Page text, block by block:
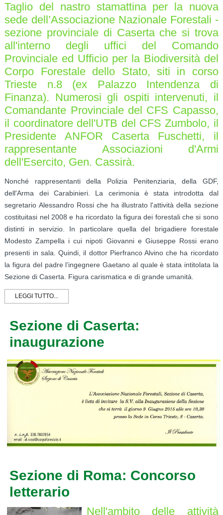
Taglio del nastro stamattina per la nuova
sede dell’Associazione Nazionale Forestali -
sezione provinciale di Caserta che si trova
all'interno degli uffici del Comando
Provinciale ed Ufficio per la Biodiversità del
Corpo Forestale dello Stato, siti in corso
Trieste n.8 (ex Palazzo Intendenza di
Finanza). Numerosi gli ospiti intervenuti, il
Comandante Provinciale del CFS Capasso,
il coordinatore dell'UTB del CFS Zumbolo, il
Presidente ANFOR Caserta Fuschetti, il
rappresentante Associazioni d'Armi
dell'Esercito, Gen. Cassirà.
Nonché rappresentanti della Polizia Penitenziaria, della GDF,
dell'Arma dei Carabinieri. La cerimonia è stata introdotta dal
segretario Alessandro Rossi che ha illustrato l'attività della sezione
costituitasi nel 2008 e ha ricordato la figura dei forestali che si sono
distinti in servizio. In particolare quella del brigadiere forestale
Modesto Zampella i cui nipoti Giovanni e Giuseppe Rossi erano
presenti in sala. Quindi, il dottor Pierfranco Alvino che ha ricordato
la figura del padre l’ingegnere Gaetano al quale è stata intitolata la
Sezione di Caserta. Figura carismatica e di grande umanità.
LEGGI TUTTO...
Sezione di Caserta:
inaugurazione
Sezione di Roma: Concorso
letterario
Nell'ambito delle attività